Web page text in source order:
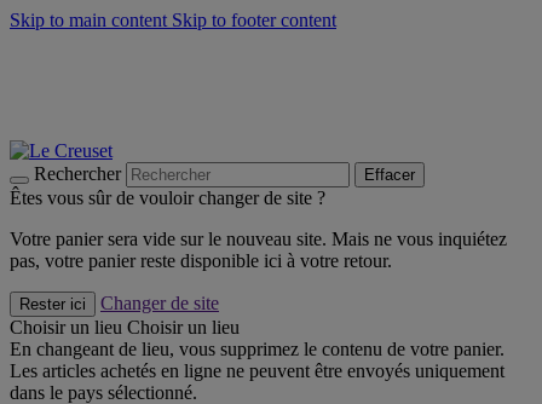
Skip to main content Skip to footer content
Rechercher Effacer
Êtes vous sûr de vouloir changer de site ?
Votre panier sera vide sur le nouveau site. Mais ne vous inquiétez
pas, votre panier reste disponible ici à votre retour.
Rester ici
Changer de site
Choisir un lieu Choisir un lieu
En changeant de lieu, vous supprimez le contenu de votre panier.
Les articles achetés en ligne ne peuvent être envoyés uniquement
dans le pays sélectionné.